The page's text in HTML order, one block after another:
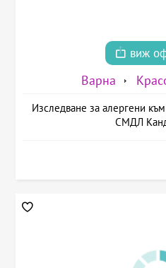
виж
Варна
Изследване за алергени
СМДЛ